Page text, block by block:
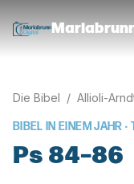
Die Bibel / Allioli-
BIBEL IN EINEM JAHR ·
Ps 84–86